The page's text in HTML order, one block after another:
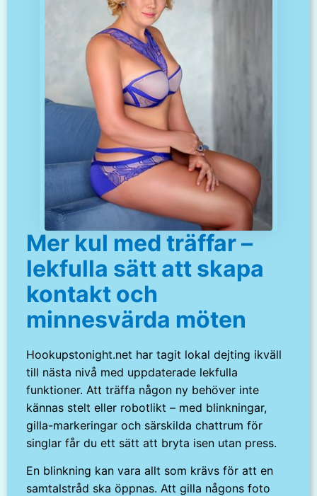
Mer kul med träffar –
lekfulla sätt att skapa
kontakt och
minnesvärda möten
Hookupstonight.net har tagit lokal dejting ikväll
till nästa nivå med uppdaterade lekfulla
funktioner. Att träffa någon ny behöver inte
kännas stelt eller robotlikt – med blinkningar,
gilla-markeringar och särskilda chattrum för
singlar får du ett sätt att bryta isen utan press.
En blinkning kan vara allt som krävs för att en
samtalstråd ska öppnas. Att gilla någons foto